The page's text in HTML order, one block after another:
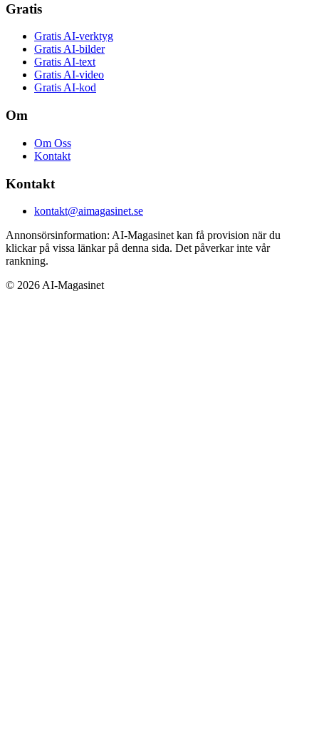
Gratis
Gratis AI-verktyg
Gratis AI-bilder
Gratis AI-text
Gratis AI-video
Gratis AI-kod
Om
Om Oss
Kontakt
Kontakt
kontakt@aimagasinet.se
Annonsörsinformation: AI-Magasinet kan få provision när du
klickar på vissa länkar på denna sida. Det påverkar inte vår
rankning.
© 2026 AI-Magasinet